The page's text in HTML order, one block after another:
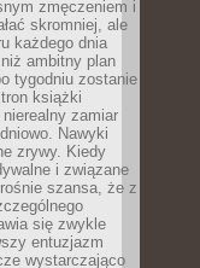
zmęczeniem i
skromniej, ale
każdego dnia
ambitny plan
tygodniu zostanie
książki
zamiar
Nawyki
zrywy. Kiedy
i związane
szansa, że z
się zwykle
entuzjazm
wystarczająco